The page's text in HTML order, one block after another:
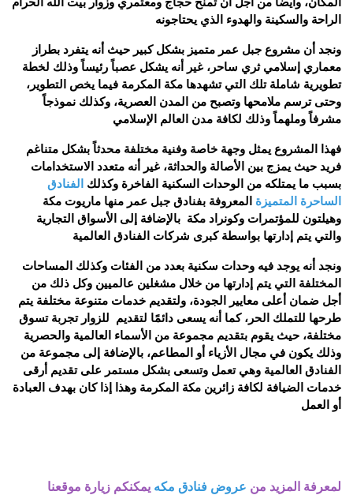
المكان، وأيضًا من أجل أن تمنح حجاج ومعتمري وزوار بيت الله الحرام
الراحة والسكينة والهدوء الذي يحتاجونه
ونجد أن مشروع جبل عمر متميز بشكل كبير حيث أنه يتفرد بطراز
معماري إسلامي ثري ساحر، غير أنه يشكل عصباً رئيساً وذلك لخطة
تطويرية شاملة تلك التي تشهدها مكة المكرمة فيما يخص التطوير،
وحتى ترسم ملامحها وتصبح من المدن العصرية، وكذلك نموذجاً
مشرفاً وملهماً وذلك لكافة مدن العالم الإسلامي
فهذا المشروع يمثل وجهة خاصة وفنية مختلفة محدثاً بشكل متناغم
فريد حيث يمزج بين الأصالة والحداثة، غير أنه متعدد الاستخدامات
بسبب ما يمتلكه من الوحدات السكنية الفاخرة وكذلك الفنادق
الساحرة المتميزة المعروفة بفنادق جبل عمر منها ماريوت مكة
وهيلتون للمؤتمرات وكونراد مكة بالإضافة إلى الأسواق التجارية
والتي يتم إدارتها بواسطة كبرى شركات الفنادق العالمية
ونجد أنه يوجد فيه وحدات سكنية بعدد من الفئات وكذلك المساحات
المختلفة التي يتم إدارتها من خلال مشغلين عالميين وكل ذلك من
أجل ضمان أعلى معايير الجودة، ولتقديم خدمات متنوعة مختلفة يتم
طرحها للتملك الحر، كما أنه يسعى دائمًا لتقديم للزوار تجربة تسوق
مختلفة، حيث يقوم بتقديم مجموعة من الأسماء العالمية والحصرية
وذلك يكون في مجال الأزياء أو المطاعم، بالإضافة إلى مجموعة من
الفنادق العالمية وهي تعمل وتسعى بشكل مستمر على تقديم أرقى
خدمات الضيافة لكافة زائرين مكة المكرمة وهذا إذا كان بهدف العبادة
أو العمل
لمعرفة المزيد من عروض فنادق مكه يمكنكم زيارة موقعنا